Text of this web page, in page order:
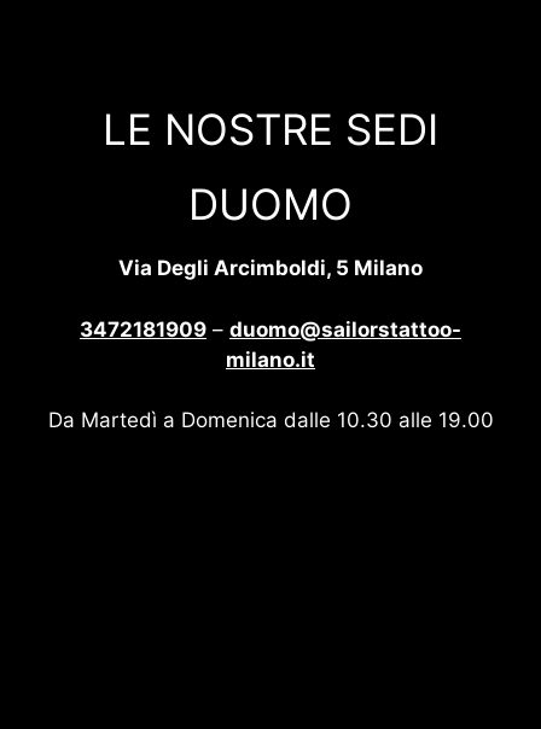
LE NOSTRE SEDI
DUOMO
Via Degli Arcimboldi, 5 Milano
3472181909 – duomo@sailorstattoo-
milano.it
Da Martedì a Domenica dalle 10.30 alle 19.00